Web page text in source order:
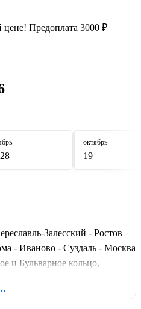
Суздальс музеем
чтобы увидеть всё
Мы поможем вам подобрать
цене! Предоплата 3000 ₽
октябрь
19
Залесский - Ростов
- Иваново - Суздаль - Москва
и Бульварное кольцо,
Манеж, Сталинские